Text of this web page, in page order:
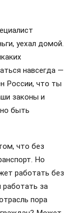
уехал домой.
навсегда —
России, что ты
законы и
быть
что без
Но
работать без
работать за
пора